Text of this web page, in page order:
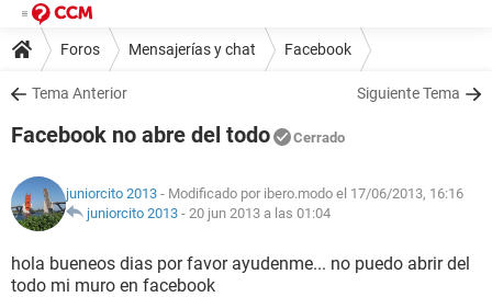
Foros Mensajerías y chat Facebook
Tema Anterior Siguiente Tema
Facebook no abre del todo Cerrado
juniorcito 2013 - Modificado por ibero.modo el 17/06/2013, 16:16
juniorcito 2013 - 20 jun 2013 a las 01:04
hola bueneos dias por favor ayudenme... no puedo abrir del
todo mi muro en facebook